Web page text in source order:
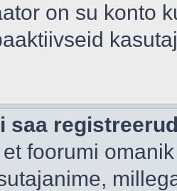
on su konto
saa
foorumi